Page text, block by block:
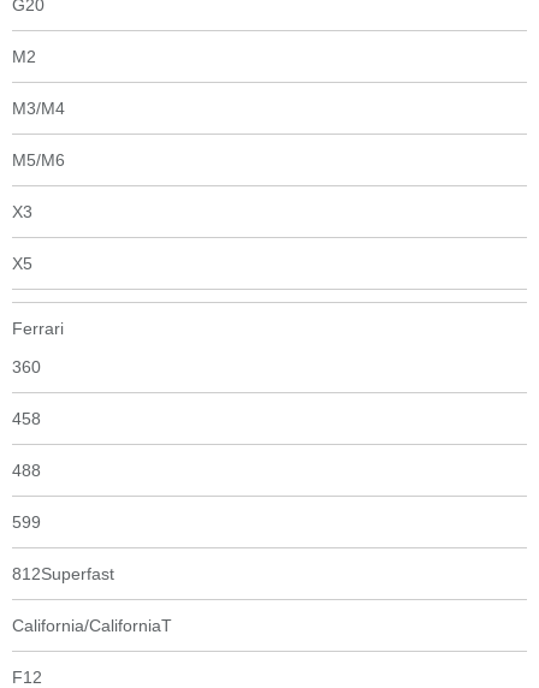
G20
M2
M3/M4
M5/M6
X3
X5
Ferrari
360
458
488
599
812Superfast
California/CaliforniaT
F12